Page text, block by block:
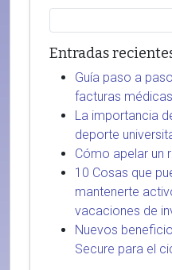
Entradas
Guía paso a
facturas médicas
La importancia
deporte
Cómo apelar un
10 Cosas que
mantenerte
vacaciones de
Nuevos
Secure para el